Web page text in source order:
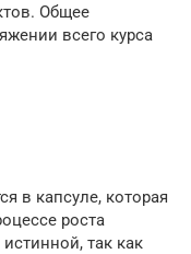
Общее
всего курса
в капсуле, которая
роста
так как